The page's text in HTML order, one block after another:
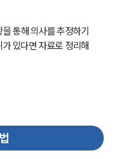
예약
약
통해 의사를 추정하기
있다면 자료로 정리해